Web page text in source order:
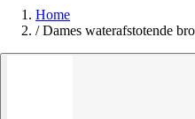
Home
/ Dames waterafstotende